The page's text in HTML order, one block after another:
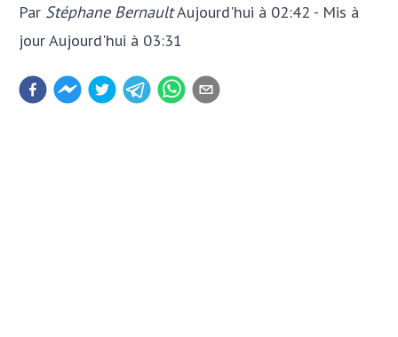
Par Stéphane BernaultAujourd'hui à 02:42 - Mis à
jourAujourd'hui à 03:31